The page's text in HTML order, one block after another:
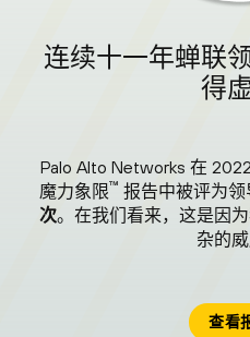
连续十一年蝉联
得
Palo Alto Networks 在
魔力象限™ 报告中被评为领
次。在我们看来，这是因
杂的威
查看